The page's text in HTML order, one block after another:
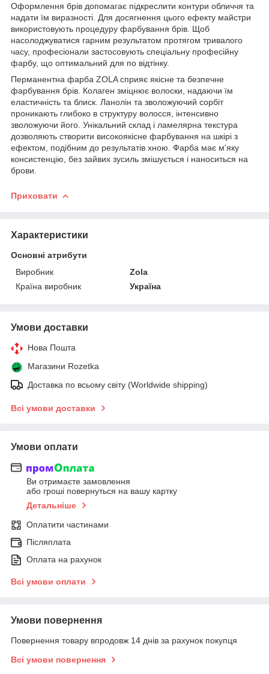
Оформлення брів допомагає підкреслити контури обличчя та
надати їм виразності. Для досягнення цього ефекту майстри
використовують процедуру фарбування брів. Щоб
насолоджуватися гарним результатом протягом тривалого
часу, професіонали застосовують спеціальну професійну
фарбу, що оптимальний для по відтінку.
Перманентна фарба ZOLA сприяє якісне та безпечне
фарбування брів. Колаген зміцнює волоски, надаючи їм
еластичність та блиск. Ланолін та зволожуючий сорбіт
проникають глибоко в структуру волосся, інтенсивно
зволожуючи його. Унікальний склад і ламелярна текстура
дозволяють створити високоякісне фарбування на шкірі з
ефектом, подібним до результатів хною. Фарба має м'яку
консистенцію, без зайвих зусиль змішується і наноситься на
брови.
Приховати
Характеристики
Основні атрибути
Виробник
Zola
Країна виробник
Україна
Умови доставки
Нова Пошта
Магазини Rozetka
Доставка по всьому світу (Worldwide shipping)
Всі умови доставки
Умови оплати
Ви отримаєте замовлення
або гроші повернуться на вашу картку
Детальніше
Оплатити частинами
Післяплата
Оплата на рахунок
Всі умови оплати
Умови повернення
Повернення товару впродовж 14 днів за рахунок покупця
Всі умови повернення